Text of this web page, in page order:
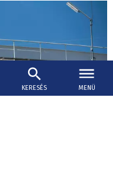
KERESÉS MENÜ